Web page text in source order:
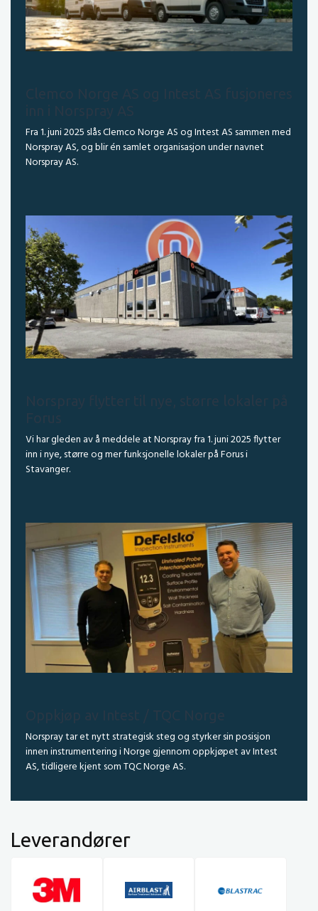
Fra 1. juni 2025 slås Clemco Norge AS og Intest AS sammen med
Norspray AS, og blir én samlet organisasjon under navnet
Norspray AS.
Vi har gleden av å meddele at Norspray fra 1. juni 2025 flytter
inn i nye, større og mer funksjonelle lokaler på Forus i
Stavanger.
Norspray tar et nytt strategisk steg og styrker sin posisjon
innen instrumentering i Norge gjennom oppkjøpet av Intest
AS, tidligere kjent som TQC Norge AS.
Leverandører